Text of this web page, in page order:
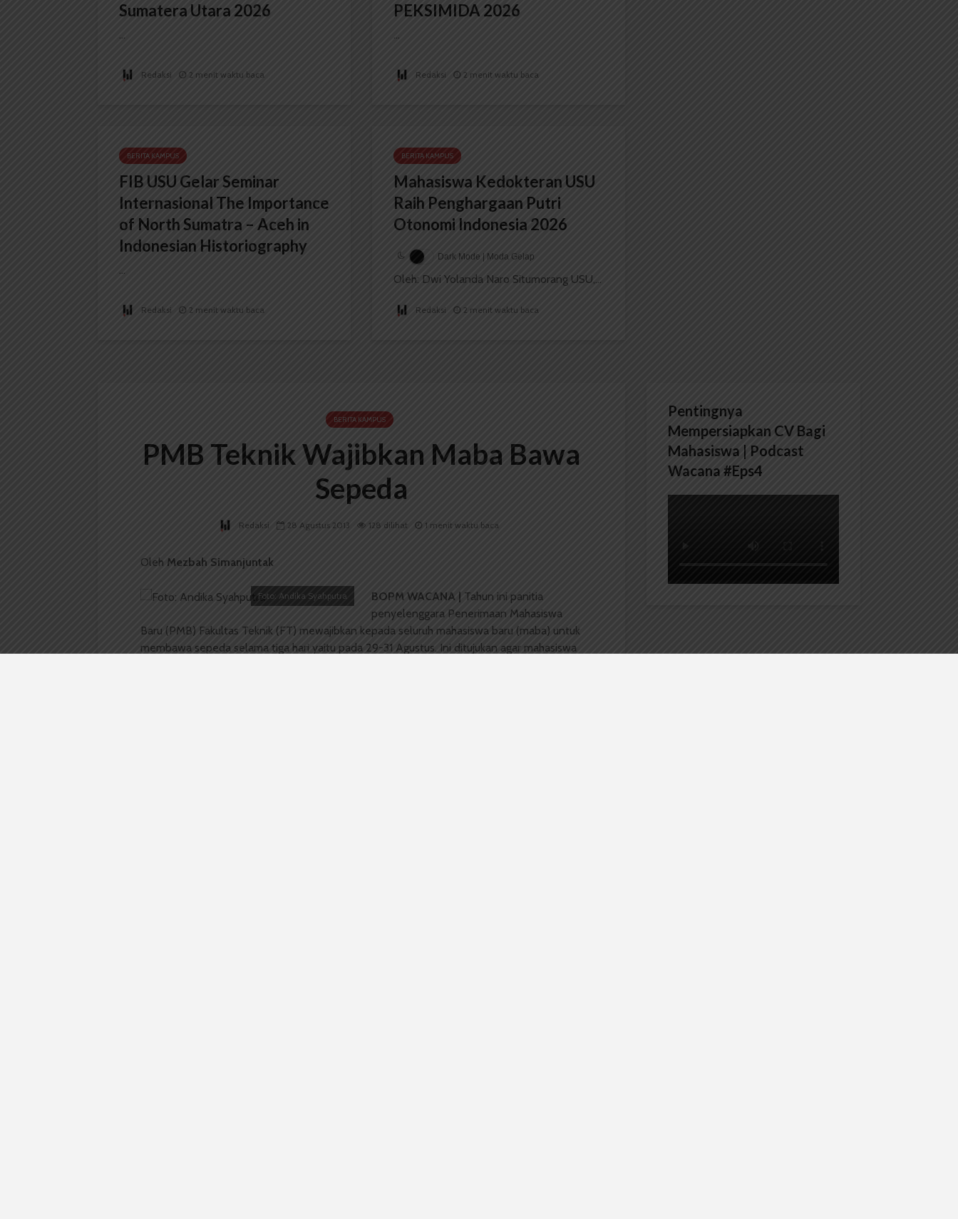
Sumatera Utara 2026
...
Redaksi 2 menit waktu baca
PEKSIMIDA 2026
...
Redaksi 2 menit waktu baca
BERITA KAMPUS
FIB USU Gelar Seminar
Internasional The Importance
of North Sumatra – Aceh in
Indonesian Historiography
...
Redaksi 2 menit waktu baca
BERITA KAMPUS
Mahasiswa Kedokteran USU
Raih Penghargaan Putri
Otonomi Indonesia 2026
Dark Mode | Moda Gelap
Oleh: Dwi Yolanda Naro Situmorang USU,...
Redaksi 2 menit waktu baca
BERITA KAMPUS
PMB Teknik Wajibkan Maba Bawa
Sepeda
Redaksi 28 Agustus 2013 128 dilihat 1 menit waktu baca
Oleh Mezbah Simanjuntak
Foto: Andika Syahputra BOPM WACANA |
Tahun ini panitia
penyelenggara Penerimaan Mahasiswa
Baru (PMB) Fakultas Teknik (FT) mewajibkan kepada seluruh mahasiswa baru (maba) untuk
membawa sepeda selama tiga hari yaitu pada 29-31 Agustus. Ini ditujukan agar mahasiswa
Pentingnya
Mempersiapkan CV Bagi
Mahasiswa | Podcast
Wacana #Eps4